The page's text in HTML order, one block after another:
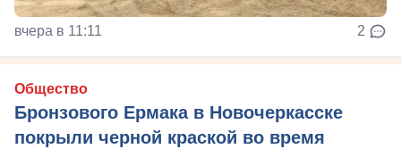
вчера в 11:11 2
Общество
Бронзового Ермака в Новочеркасске
покрыли черной краской во время